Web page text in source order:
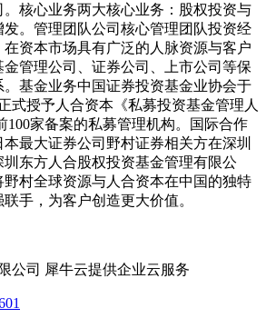
。核心业务两大核心业务：股权投资与
发。管理团队公司核心管理团队投资经
在资本市场具有广泛的人脉资源与客户
金管理公司、证券公司、上市公司等保
基金业务中国证券投资基金业协会于
式授予人合资本《私募投资基金管理人
100家备案的私募管理机构。国际合作
本最大证券公司野村证券相关方在深圳
东方人合股权投资基金管理有限公
村全球资源与人合资本在中国的独特
手，为客户创造更大价值。
公司 犀牛云提供企业云服务